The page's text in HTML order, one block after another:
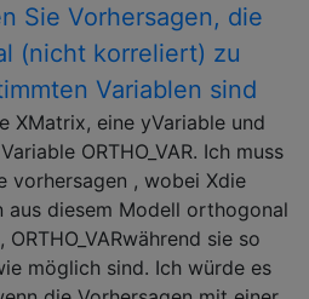
Sie Vorhersagen, die
(nicht korreliert) zu
Variablen sind
XMatrix, eine yVariable und
ORTHO_VAR. Ich muss
vorhersagen , wobei Xdie
aus diesem Modell orthogonal
ORTHO_VARwährend sie so
möglich sind. Ich würde es